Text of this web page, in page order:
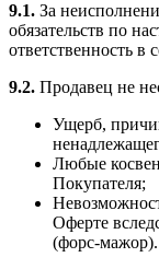
9.1. За
обязательств по
ответственность в
9.2. Продавец не
Ущерб,
Любые
Покупателя;
Оферте
(форс-мажор).